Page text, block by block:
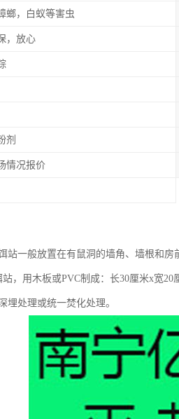
螂，白蚁等害虫
，放心
剂
情况报价
站一般放置在有鼠洞的墙角、墙根和
，用木板或PVC制成：长30厘米x宽
埋处理或统一焚化处理。